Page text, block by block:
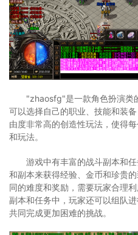
"zhaosfg"是一款角色扮演类
可以选择自己的职业、技能和装
由度非常高的创造性玩法，使得
和玩法。
游戏中有丰富的战斗副本和
和副本来获得经验、金币和珍贵
同的难度和奖励，需要玩家合理
副本和任务中，玩家还可以组队
共同完成更加困难的挑战。